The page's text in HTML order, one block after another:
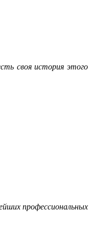
своя история этого
профессиональных